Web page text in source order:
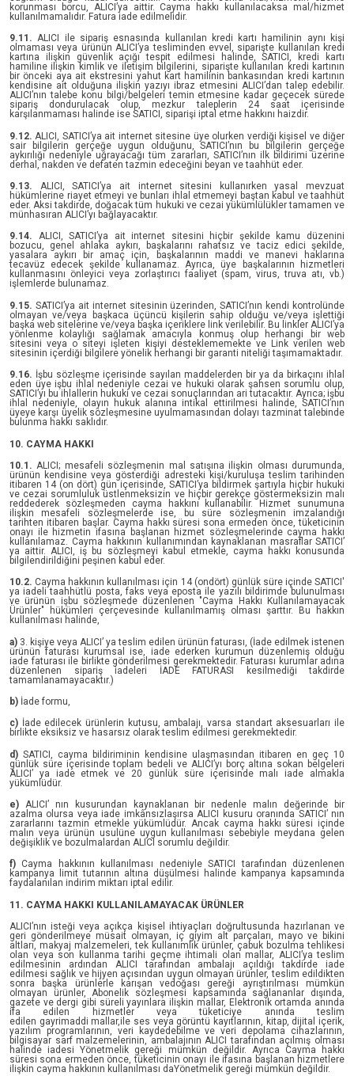
korunması borcu, ALICI’ya aittir. Cayma hakkı kullanılacaksa mal/hizmet
kullanılmamalıdır. Fatura iade edilmelidir.
9.11. ALICI ile sipariş esnasında kullanılan kredi kartı hamilinin aynı kişi
olmaması veya ürünün ALICI’ya tesliminden evvel, siparişte kullanılan kredi
kartına ilişkin güvenlik açığı tespit edilmesi halinde, SATICI, kredi kartı
hamiline ilişkin kimlik ve iletişim bilgilerini, siparişte kullanılan kredi kartının
bir önceki aya ait ekstresini yahut kart hamilinin bankasından kredi kartının
kendisine ait olduğuna ilişkin yazıyı ibraz etmesini ALICI’dan talep edebilir.
ALICI’nın talebe konu bilgi/belgeleri temin etmesine kadar geçecek sürede
sipariş dondurulacak olup, mezkur taleplerin 24 saat içerisinde
karşılanmaması halinde ise SATICI, siparişi iptal etme hakkını haizdir.
9.12. ALICI, SATICI’ya ait internet sitesine üye olurken verdiği kişisel ve diğer
sair bilgilerin gerçeğe uygun olduğunu, SATICI’nın bu bilgilerin gerçeğe
aykırılığı nedeniyle uğrayacağı tüm zararları, SATICI’nın ilk bildirimi üzerine
derhal, nakden ve defaten tazmin edeceğini beyan ve taahhüt eder.
9.13. ALICI, SATICI’ya ait internet sitesini kullanırken yasal mevzuat
hükümlerine riayet etmeyi ve bunları ihlal etmemeyi baştan kabul ve taahhüt
eder. Aksi takdirde, doğacak tüm hukuki ve cezai yükümlülükler tamamen ve
münhasıran ALICI’yı bağlayacaktır.
9.14. ALICI, SATICI’ya ait internet sitesini hiçbir şekilde kamu düzenini
bozucu, genel ahlaka aykırı, başkalarını rahatsız ve taciz edici şekilde,
yasalara aykırı bir amaç için, başkalarının maddi ve manevi haklarına
tecavüz edecek şekilde kullanamaz. Ayrıca, üye başkalarının hizmetleri
kullanmasını önleyici veya zorlaştırıcı faaliyet (spam, virus, truva atı, vb.)
işlemlerde bulunamaz.
9.15. SATICI’ya ait internet sitesinin üzerinden, SATICI’nın kendi kontrolünde
olmayan ve/veya başkaca üçüncü kişilerin sahip olduğu ve/veya işlettiği
başka web sitelerine ve/veya başka içeriklere link verilebilir. Bu linkler ALICI’ya
yönlenme kolaylığı sağlamak amacıyla konmuş olup herhangi bir web
sitesini veya o siteyi işleten kişiyi desteklememekte ve Link verilen web
sitesinin içerdiği bilgilere yönelik herhangi bir garanti niteliği taşımamaktadır.
9.16. İşbu sözleşme içerisinde sayılan maddelerden bir ya da birkaçını ihlal
eden üye işbu ihlal nedeniyle cezai ve hukuki olarak şahsen sorumlu olup,
SATICI’yı bu ihlallerin hukuki ve cezai sonuçlarından ari tutacaktır. Ayrıca; işbu
ihlal nedeniyle, olayın hukuk alanına intikal ettirilmesi halinde, SATICI’nın
üyeye karşı üyelik sözleşmesine uyulmamasından dolayı tazminat talebinde
bulunma hakkı saklıdır.
10. CAYMA HAKKI
10.1. ALICI; mesafeli sözleşmenin mal satışına ilişkin olması durumunda,
ürünün kendisine veya gösterdiği adresteki kişi/kuruluşa teslim tarihinden
itibaren 14 (on dört) gün içerisinde, SATICI’ya bildirmek şartıyla hiçbir hukuki
ve cezai sorumluluk üstlenmeksizin ve hiçbir gerekçe göstermeksizin malı
reddederek sözleşmeden cayma hakkını kullanabilir. Hizmet sunumuna
ilişkin mesafeli sözleşmelerde ise, bu süre sözleşmenin imzalandığı
tarihten itibaren başlar. Cayma hakkı süresi sona ermeden önce, tüketicinin
onayı ile hizmetin ifasına başlanan hizmet sözleşmelerinde cayma hakkı
kullanılamaz. Cayma hakkının kullanımından kaynaklanan masraflar SATICI’
ya aittir. ALICI, iş bu sözleşmeyi kabul etmekle, cayma hakkı konusunda
bilgilendirildiğini peşinen kabul eder.
10.2. Cayma hakkının kullanılması için 14 (ondört) günlük süre içinde SATICI'
ya iadeli taahhütlü posta, faks veya eposta ile yazılı bildirimde bulunulması
ve ürünün işbu sözleşmede düzenlenen "Cayma Hakkı Kullanılamayacak
Ürünler" hükümleri çerçevesinde kullanılmamış olması şarttır. Bu hakkın
kullanılması halinde,
a) 3. kişiye veya ALICI’ ya teslim edilen ürünün faturası, (İade edilmek istenen
ürünün faturası kurumsal ise, iade ederken kurumun düzenlemiş olduğu
iade faturası ile birlikte gönderilmesi gerekmektedir. Faturası kurumlar adına
düzenlenen sipariş iadeleri İADE FATURASI kesilmediği takdirde
tamamlanamayacaktır.)
b) İade formu,
c) İade edilecek ürünlerin kutusu, ambalajı, varsa standart aksesuarları ile
birlikte eksiksiz ve hasarsız olarak teslim edilmesi gerekmektedir.
d) SATICI, cayma bildiriminin kendisine ulaşmasından itibaren en geç 10
günlük süre içerisinde toplam bedeli ve ALICI’yı borç altına sokan belgeleri
ALICI’ ya iade etmek ve 20 günlük süre içerisinde malı iade almakla
yükümlüdür.
e) ALICI’ nın kusurundan kaynaklanan bir nedenle malın değerinde bir
azalma olursa veya iade imkânsızlaşırsa ALICI kusuru oranında SATICI’ nın
zararlarını tazmin etmekle yükümlüdür. Ancak cayma hakkı süresi içinde
malın veya ürünün usulüne uygun kullanılması sebebiyle meydana gelen
değişiklik ve bozulmalardan ALICI sorumlu değildir.
f) Cayma hakkının kullanılması nedeniyle SATICI tarafından düzenlenen
kampanya limit tutarının altına düşülmesi halinde kampanya kapsamında
faydalanılan indirim miktarı iptal edilir.
11. CAYMA HAKKI KULLANILAMAYACAK ÜRÜNLER
ALICI’nın isteği veya açıkça kişisel ihtiyaçları doğrultusunda hazırlanan ve
geri gönderilmeye müsait olmayan, iç giyim alt parçaları, mayo ve bikini
altları, makyaj malzemeleri, tek kullanımlık ürünler, çabuk bozulma tehlikesi
olan veya son kullanma tarihi geçme ihtimali olan mallar, ALICI’ya teslim
edilmesinin ardından ALICI tarafından ambalajı açıldığı takdirde iade
edilmesi sağlık ve hijyen açısından uygun olmayan ürünler, teslim edildikten
sonra başka ürünlerle karışan vedoğası gereği ayrıştırılması mümkün
olmayan ürünler, Abonelik sözleşmesi kapsamında sağlananlar dışında,
gazete ve dergi gibi süreli yayınlara ilişkin mallar, Elektronik ortamda anında
ifa edilen hizmetler veya tüketiciye anında teslim
edilen gayrimaddi mallar,ile ses veya görüntü kayıtlarının, kitap, dijital içerik,
yazılım programlarının, veri kaydedebilme ve veri depolama cihazlarının,
bilgisayar sarf malzemelerinin, ambalajının ALICI tarafından açılmış olması
halinde iadesi Yönetmelik gereği mümkün değildir. Ayrıca Cayma hakkı
süresi sona ermeden önce, tüketicinin onayı ile ifasına başlanan hizmetlere
ilişkin cayma hakkının kullanılması daYönetmelik gereği mümkün değildir.